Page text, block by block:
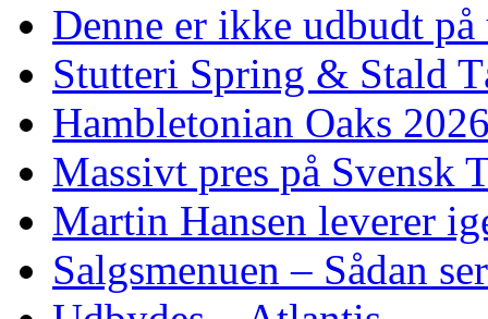
Denne er ikke udbudt
Stutteri Spring & Stald
Hambletonian Oaks
Massivt pres på Svensk
Martin Hansen leverer
Salgsmenuen – Sådan